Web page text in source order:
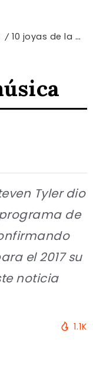
/ 10 joyas de la música que nos regaló Aerosmith
Tyler dio
de
el 2017 su
noticia
1.1K